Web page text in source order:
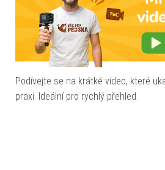
Podívejte se na krátké video, které
praxi. Ideální pro rychlý přehled.